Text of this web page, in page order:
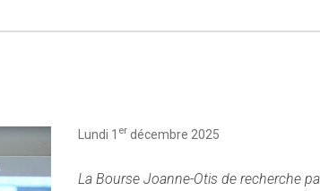
Lundi 1 er décembre 2025
La Bourse Joanne-Otis de recherche